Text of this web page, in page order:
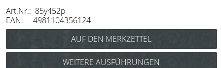
Sets
Messer / Klingen
Art.Nr.: 85y452p
EAN: 4981104356124
WEITERE AUSFÜHRUNGEN